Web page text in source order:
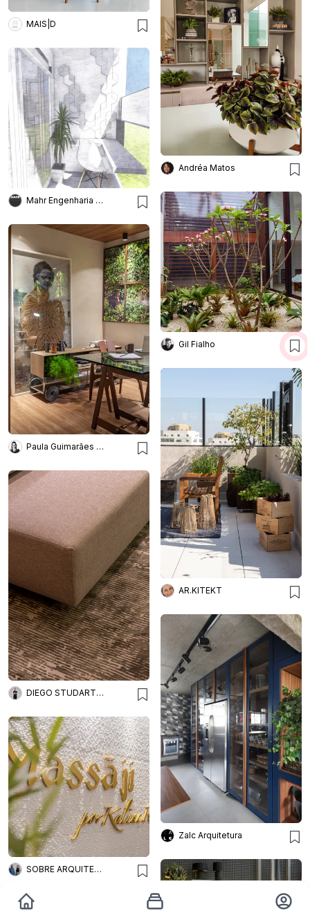
MAIS|D
Andréa Matos
Mahr Engenharia & Arquitetura
Gil Fialho
Paula Guimarães Arquitetura
AR.KITEKT
DIEGO STUDART ARQUITETURA
Zalc Arquitetura
SOBRE ARQUITETURA